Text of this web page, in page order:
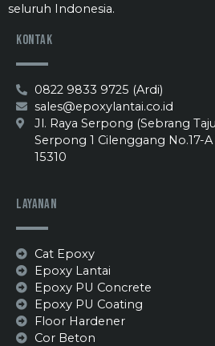
seluruh Indonesia.
Kontak
0822 9833 9725 (Ardi)
sales@epoxylantai.co.id
Jl. Raya Serpong (Sebrang
Serpong 1 Cilenggang No.17-
15310
Layanan
Cat Epoxy
Epoxy Lantai
Epoxy PU Concrete
Epoxy PU Coating
Floor Hardener
Cor Beton